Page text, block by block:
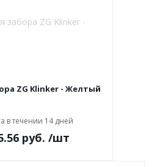
ZG Klinker - Желтый
в течении 14 дней
руб. /шт